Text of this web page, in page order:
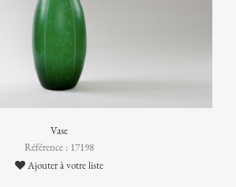
Vase
Référence : 17198
Ajouter à votre liste